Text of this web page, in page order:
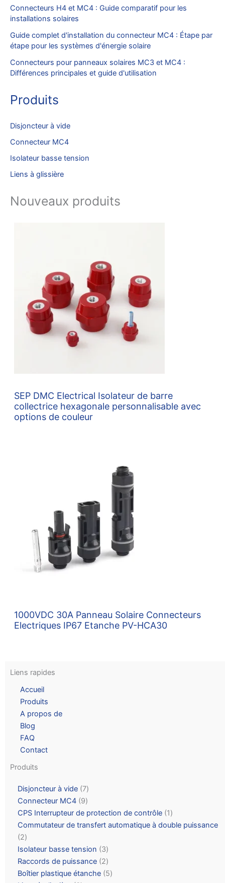
Connecteurs H4 et MC4 : Guide comparatif pour les
installations solaires
Guide complet d'installation du connecteur MC4 : Étape par
étape pour les systèmes d'énergie solaire
Connecteurs pour panneaux solaires MC3 et MC4 :
Différences principales et guide d'utilisation
Produits
Disjoncteur à vide
Connecteur MC4
Isolateur basse tension
Liens à glissière
Nouveaux produits
SEP DMC Electrical Isolateur de barre
collectrice hexagonale personnalisable avec
options de couleur
1000VDC 30A Panneau Solaire Connecteurs
Electriques IP67 Etanche PV-HCA30
Liens rapides
Accueil
Produits
A propos de
Blog
FAQ
Contact
Produits
Disjoncteur à vide 7
Connecteur MC4 9
CPS Interrupteur de protection de contrôle 1
Commutateur de transfert automatique à double puissance
2
Isolateur basse tension
3
Raccords de puissance 2
Boîtier plastique étanche 5